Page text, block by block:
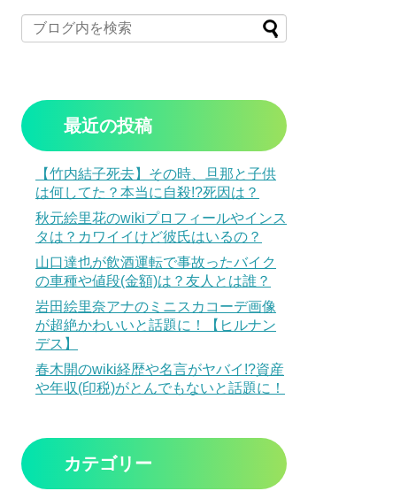
最近の投稿
【竹内結子死去】その時、旦那と子供
は何してた？本当に自殺!?死因は？
秋元絵里花のwikiプロフィールやインス
タは？カワイイけど彼氏はいるの？
山口達也が飲酒運転で事故ったバイク
の車種や値段(金額)は？友人とは誰？
岩田絵里奈アナのミニスカコーデ画像
が超絶かわいいと話題に！【ヒルナン
デス】
春木開のwiki経歴や名言がヤバイ!?資産
や年収(印税)がとんでもないと話題に！
カテゴリー